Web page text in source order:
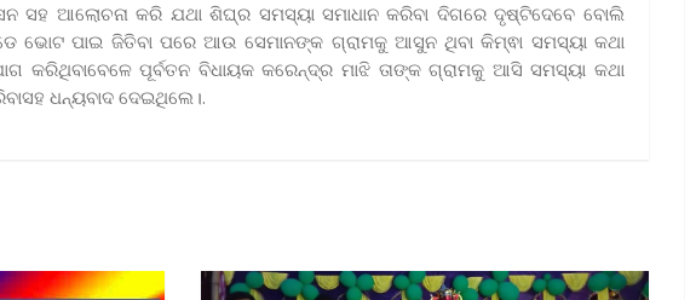
ସହ ଆଲୋଚନା କରି ଯଥା ଶିଘ୍ର ସମସ୍ୟା ସମାଧାନ କରିବା ଦିଗରେ ଦୃଷ୍ଟିଦେବେ ବୋଲି
ଭୋଟ ପାଇ ଜିତିବା ପରେ ଆଉ ସେମାନଙ୍କ ଗ୍ରାମକୁ ଆସୁନ ଥିବା କିମ୍ଵା ସମସ୍ୟା କଥା
କରିଥିବାବେଳେ ପୂର୍ବତନ ବିଧାୟକ କରେନ୍ଦ୍ର ମାଝି ତାଙ୍କ ଗ୍ରାମକୁ ଆସି ସମସ୍ୟା କଥା
ଧନ୍ୟବାଦ ଦେଇଥିଲେ।.